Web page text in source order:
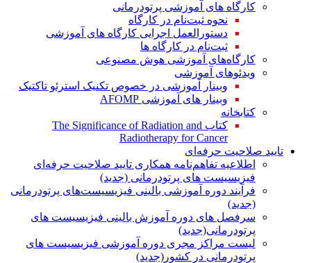
کارگاه های آموزشی پرتودرمانی
نحوه ثبت‌نام در کارگاه
دستورالعمل اجرایی کارگاه های آموزشی
ثبت‌نام در کارگاه ها
کارگاه‌های آموزشی هوش مصنوعی
ویدئوهای آموزشی
وبینار آموزشی در خصوص تکنیک استرئو تاکتیک
وبینار های آموزشی AFOMP
کتابخانه
کتاب The Significance of Radiation and
Radiotherapy for Cancer
تایید صلاحیت حرفه‌ای
اطلاعیه تفاهم‌نامه همکاری تایید صلاحیت حرفه‌ای
فیزیسیست های پرتودرمانی (جدید)
فرآیند دوره آموزشی بالینی فیزیسیست‌های پرتودرمانی
(جدید)
سرفصل های دوره آموزش بالینی فیزیسیست های
پرتودرمانی(جدید)
لیست مراکز مجری دوره آموزشی فیزیسیست های
پرتودرمانی در کشور(جدید)